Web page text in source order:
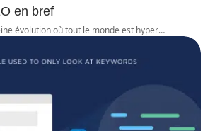
en bref
évolution où tout le monde est hyper…